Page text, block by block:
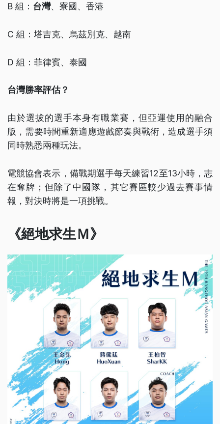
B 組： 台灣、寮國、香港
C 組：塔吉克、烏茲別克、越南
D 組：菲律賓、泰國
台灣勝率評估？
由於選拔的選手本身有職業賽，但亞運使用的融合
版，需要時間重新適應遊戲節奏與戰術，造成選手須
同時熟悉兩種玩法。
電競協會表示，備戰期選手每天練習12至13小時，志
在奪牌；但除了中國隊，其它賽區較少過去賽事情
報，對決時將是一項挑戰。
《絕地求生Ｍ》